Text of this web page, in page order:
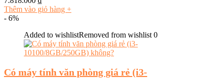
Thêm vào giỏ hàng +
- 6%
Added to wishlistRemoved from wishlist 0
Có máy tính văn phòng giá rẻ (i3-